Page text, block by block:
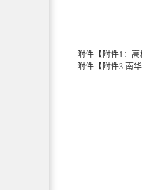
附件【 附件1：
附件【 附件3 南